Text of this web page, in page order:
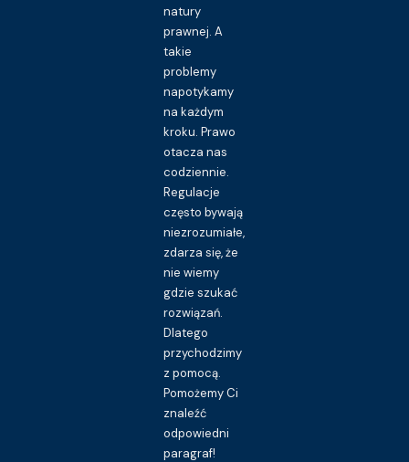
natury
prawnej. A
takie
problemy
napotykamy
na każdym
kroku. Prawo
otacza nas
codziennie.
Regulacje
często bywają
niezrozumiałe,
zdarza się, że
nie wiemy
gdzie szukać
rozwiązań.
Dlatego
przychodzimy
z pomocą.
Pomożemy Ci
znaleźć
odpowiedni
paragraf!